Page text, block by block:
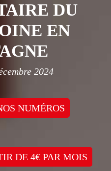
DU
EN
2024
NUMÉROS
DE 4€ PAR MOIS